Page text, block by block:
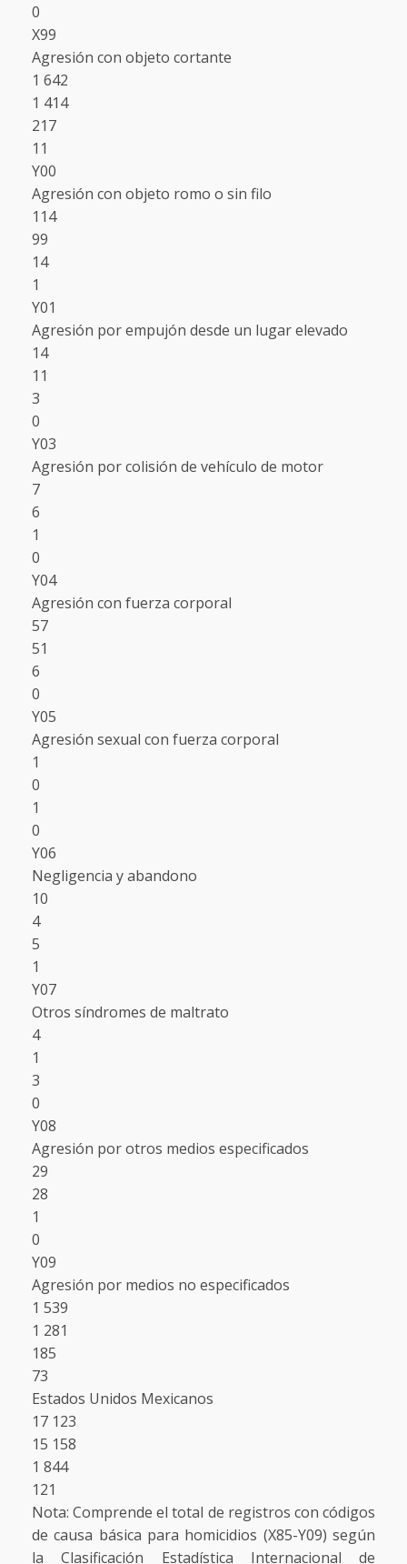
0
X99
Agresión con objeto cortante
1 642
1 414
217
11
Y00
Agresión con objeto romo o sin filo
114
99
14
1
Y01
Agresión por empujón desde un lugar elevado
14
11
3
0
Y03
Agresión por colisión de vehículo de motor
7
6
1
0
Y04
Agresión con fuerza corporal
57
51
6
0
Y05
Agresión sexual con fuerza corporal
1
0
1
0
Y06
Negligencia y abandono
10
4
5
1
Y07
Otros síndromes de maltrato
4
1
3
0
Y08
Agresión por otros medios especificados
29
28
1
0
Y09
Agresión por medios no especificados
1 539
1 281
185
73
Estados Unidos Mexicanos
17 123
15 158
1 844
121
Nota: Comprende el total de registros con códigos
de causa básica para homicidios (X85-Y09) según
la Clasificación Estadística Internacional de